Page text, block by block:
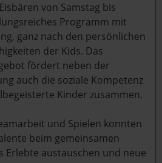
von Samstag bis
Programm mit
ganz nach den persönlichen
der Kids. Das
fördert neben der
auch die soziale Kompetenz
Kinder zusammen.
und Spielen konnten
beim gemeinsamen
Erlebte austauschen und neue